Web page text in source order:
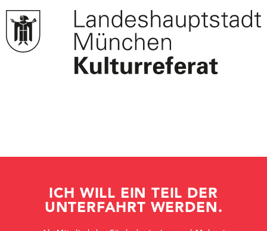
ICH WILL EIN TEIL DER
UNTERFAHRT WERDEN.